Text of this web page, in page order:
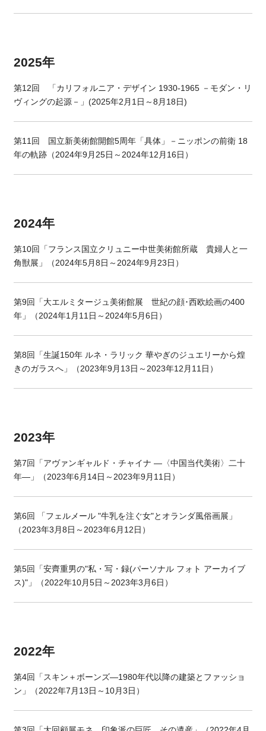
2025年
第12回 「カリフォルニア・デザイン 1930-1965 －モダン・リ
ヴィングの起源－」 (2025年2月 1日～8月18日)
第11回 国立新美術館開館5周年「具体」－ニッポンの前衛18
年の軌跡（2024年9月25日～2024年12月 16日）
2024年
第10回「フランス国立クリュニー中世美術館所蔵 貴婦人と一
角獣展」（2024年5月8日～2024年9月23日）
第9回「大エルミタージュ美術館展 世紀の顔･西欧絵画の400
年」（2024年1月 11日～2024年5月6日）
第8回「生誕150年 ルネ・ラリック 華やぎのジュエリーから煌
きのガラスへ」（2023年9月13日～2023年12月11日）
2023年
第7回「アヴァンギャルド・チャイナ ―〈中国当代美術〉二十
年―」（2023年6月14日～2023年9月11日）
第6回 「フェルメール "牛乳を注ぐ女"とオランダ風俗画展」
（2023年3月8日～2023年6月12日）
第5回「安齊重男の"私・写・録(パーソナル フォト アーカイブ
ス)"」（2022年10月5日～2023年3月6日）
2022年
第4回「スキン＋ボーンズ―1980年代以降の建築とファッショ
ン」（2022年7月13日～10月3日）